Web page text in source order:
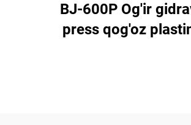
BJ-600P Og'ir
press qog'oz